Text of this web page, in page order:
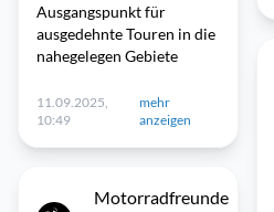
Ausgangspunkt für
ausgedehnte Touren in die
nahegelegen Gebiete
11.09.2025,
10:49
mehr
anzeigen
Motorradfreunde